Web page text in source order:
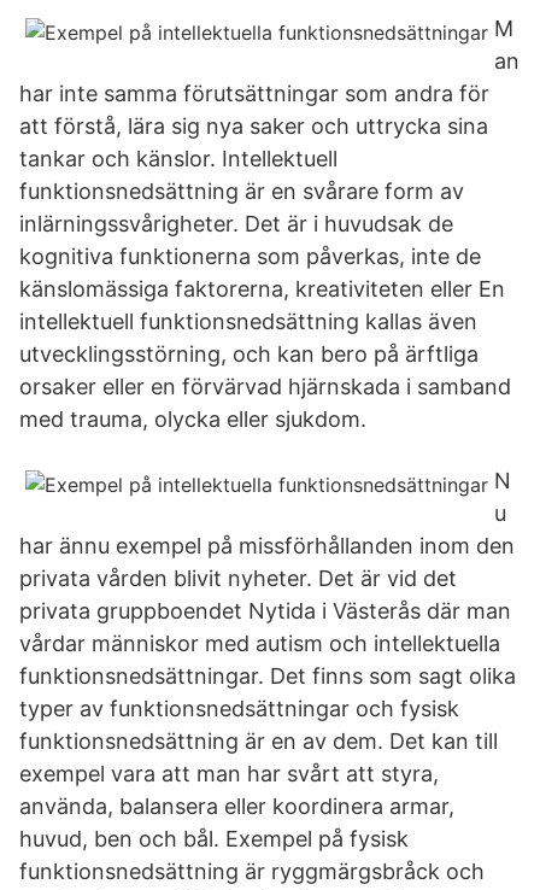
M
an
har inte samma förutsättningar som andra för
att förstå, lära sig nya saker och uttrycka sina
tankar och känslor. Intellektuell
funktionsnedsättning är en svårare form av
inlärningssvårigheter. Det är i huvudsak de
kognitiva funktionerna som påverkas, inte de
känslomässiga faktorerna, kreativiteten eller En
intellektuell funktionsnedsättning kallas även
utvecklingsstörning, och kan bero på ärftliga
orsaker eller en förvärvad hjärnskada i samband
med trauma, olycka eller sjukdom.
N
u
har ännu exempel på missförhållanden inom den
privata vården blivit nyheter. Det är vid det
privata gruppboendet Nytida i Västerås där man
vårdar människor med autism och intellektuella
funktionsnedsättningar. Det finns som sagt olika
typer av funktionsnedsättningar och fysisk
funktionsnedsättning är en av dem. Det kan till
exempel vara att man har svårt att styra,
använda, balansera eller koordinera armar,
huvud, ben och bål. Exempel på fysisk
funktionsnedsättning är ryggmärgsbråck och